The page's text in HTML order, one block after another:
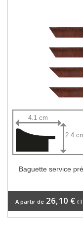
4.1 cm
2.4
Baguette service
A partir de 26,10 €